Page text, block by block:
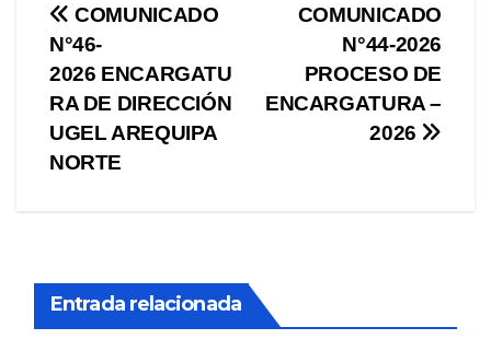
Navegación
de
entradas
COMUNICADO
N°44-2026
PROCESO DE
ENCARGATURA –
2026
COMUNICADO
N°46-
2026 ENCARGATU
RA DE DIRECCIÓN
UGEL AREQUIPA
NORTE
Entrada relacionada